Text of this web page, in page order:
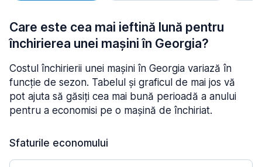
Care este cea mai ieftină lună pentru
închirierea unei mașini în Georgia?
Costul închirierii unei mașini în Georgia variază în
funcție de sezon. Tabelul și graficul de mai jos vă
pot ajuta să găsiți cea mai bună perioadă a anului
pentru a economisi pe o mașină de închiriat.
Sfaturile economului